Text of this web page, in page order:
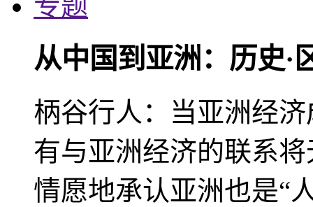
从中国到亚洲：历史·
柄谷行人：当亚洲经
有与亚洲经济的联系
情愿地承认亚洲也是“